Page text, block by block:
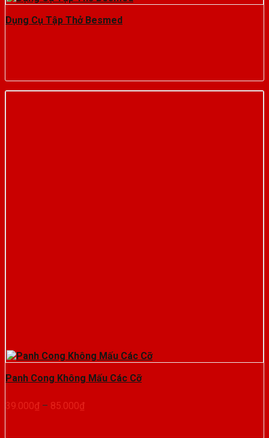
Dụng Cụ Tập Thở Besmed
Panh Cong Không Mấu Các Cỡ
39.000₫ – 85.000₫Khoảng